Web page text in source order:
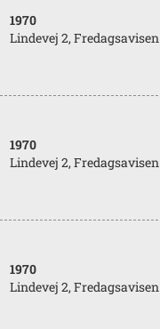
1970
Lindevej 2, Fredagsavisen
1970
Lindevej 2, Fredagsavisen
1970
Lindevej 2, Fredagsavisen